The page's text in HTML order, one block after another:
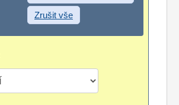
Zrušit vše